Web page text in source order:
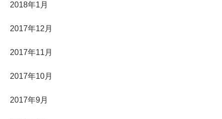
2018年1月
2017年12月
2017年11月
2017年10月
2017年9月